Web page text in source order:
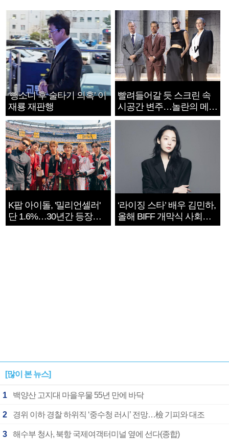
‘뺑소니 후 술타기 의혹’ 이
재룡 재판행
빨려들어갈 듯 스크린 속
시공간 변주…놀란의 메시
지는 ‘전쟁 속죄’
K팝 아이돌, '밀리언셀러'
단 1.6%…30년간 등장
1182개팀 전수조사
‘라이징 스타’ 배우 김민하,
올해 BIFF 개막식 사회자
확정
[많이 본 뉴스]
1 백양산 고지대 마을우물 55년 만에 바닥
2 경위 이하 경찰 하위직 ‘중수청 러시’ 전망…檢 기피와 대조
3 해수부 청사, 북항 국제여객터미널 옆에 선다(종합)